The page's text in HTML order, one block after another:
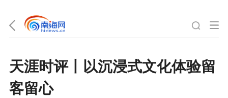
天涯时评丨以沉浸式文化体验留
客留心